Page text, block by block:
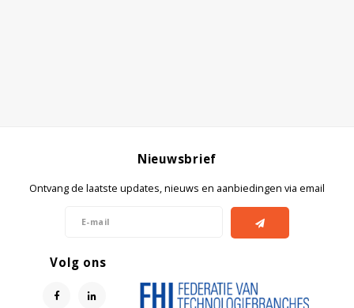
Nieuwsbrief
Ontvang de laatste updates, nieuws en aanbiedingen via email
Volg ons